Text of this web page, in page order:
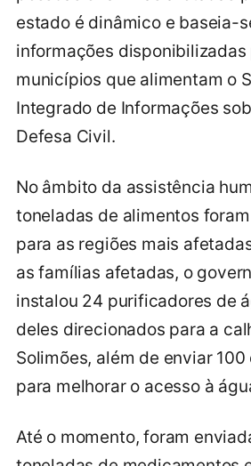
estado é dinâmico e baseia-
informações disponibilizadas
municípios que alimentam o
Integrado de Informações
Defesa Civil.
No âmbito da assistência
toneladas de alimentos
para as regiões mais
as famílias afetadas, o
instalou 24 purificadores de
deles direcionados para a
Solimões, além de enviar 100
para melhorar o acesso à
Até o momento, foram